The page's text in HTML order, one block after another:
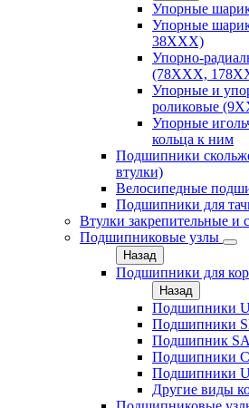
Упорные
Упорные
38ХХХ)
Упорно-
(78XXX,
Упорные и
роликовые
Упорные
кольца к ним
Подшипники
втулки)
Велосипедные
Подшипники для
Втулки закрепительные и
Подшипниковые узлы
Назад
Подшипники для
Назад
Подшипники
Подшипники
Подшипник
Подшипники
Подшипники
Другие виды